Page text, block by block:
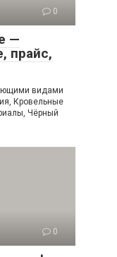
0
—
прайс,
видами
Кровельные
Чёрный
0